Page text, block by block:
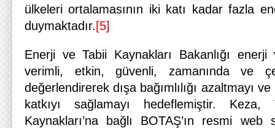
ülkeleri ortalamasının iki katı kadar fazla
duymaktadır. [5]
Enerji ve Tabii Kaynakları Bakanlığı enerji
verimli, etkin, güvenli, zamanında ve
değerlendirerek dışa bağımlılığı azaltmayı
katkıyı sağlamayı hedeflemiştir.
Kaynakları’na bağlı BOTAŞ’ın resmi web